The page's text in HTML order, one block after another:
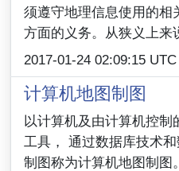
须遵守地理信息使用的相
方面的义务。从狭义上来
2017-01-24 02:09:15 UTC
计算机地图制图
以计算机及由计算机控
工具， 通过数据库技术
制图称为计算机地图制图